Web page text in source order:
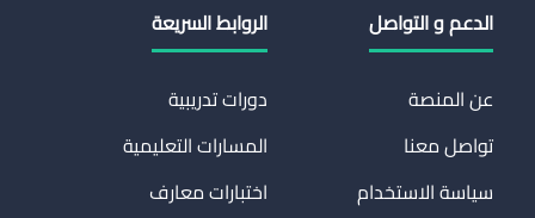
الدعم و التواصل
عن المنصة
تواصل معنا
سياسة الاستخدام
الروابط السريعة
دورات تدريبية
المسارات التعليمية
اختبارات معارف